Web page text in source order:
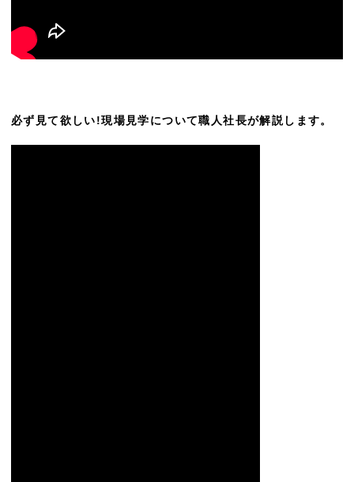
必ず見て欲しい!現場見学について職人社長が解説します。